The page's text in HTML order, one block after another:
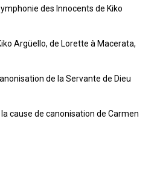
des Innocents de Kiko
Argüello, de Lorette à Macerata,
de la Servante de Dieu
cause de canonisation de Carmen